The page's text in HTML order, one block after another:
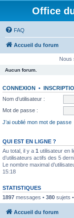
Office
FAQ
Accueil du forum
Nous
Aucun forum.
CONNEXION •
Nom d’utilisateur :
Mot de passe :
J’ai oublié mon mot de passe
QUI EST EN LIGNE ?
Au total, il y a 1 utilisateur en
d’utilisateurs actifs des 5
Le nombre maximal
15:18
STATISTIQUES
1897 messages • 380 sujets •
Accueil du forum